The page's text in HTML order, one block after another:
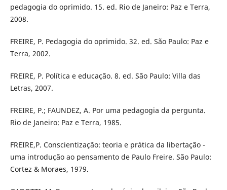
pedagogia do oprimido. 15. ed. Rio de Janeiro: Paz e Terra,
2008.
FREIRE, P. Pedagogia do oprimido. 32. ed. São Paulo: Paz e
Terra, 2002.
FREIRE, P. Política e educação. 8. ed. São Paulo: Villa das
Letras, 2007.
FREIRE, P.; FAUNDEZ, A. Por uma pedagogia da pergunta.
Rio de Janeiro: Paz e Terra, 1985.
FREIRE,P. Conscientização: teoria e prática da libertação -
uma introdução ao pensamento de Paulo Freire. São Paulo:
Cortez & Moraes, 1979.